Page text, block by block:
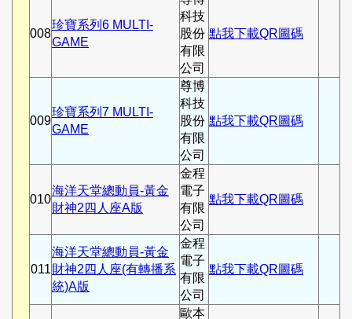
008
珍寶系列6 MULTI-
GAME
科技
股份
有限
公司
點我下載QR圖碼
009
珍寶系列7 MULTI-
GAME
尊博
科技
股份
有限
公司
點我下載QR圖碼
010
海洋天堂總動員-黃金
財神2四人座A版
金程
電子
有限
公司
點我下載QR圖碼
011
海洋天堂總動員-黃金
財神2四人座(有轉播系
統)A版
金程
電子
有限
公司
點我下載QR圖碼
歐本